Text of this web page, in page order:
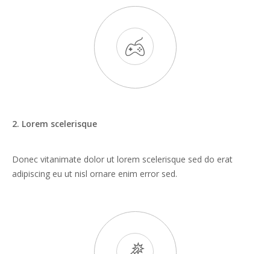
2. Lorem scelerisque
Donec vitanimate dolor ut lorem scelerisque sed do erat
adipiscing eu ut nisl ornare enim error sed.